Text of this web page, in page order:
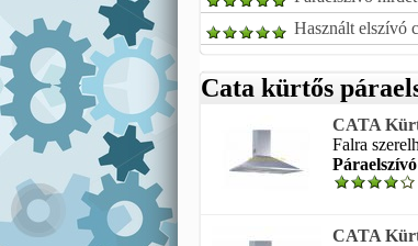
Használt elszívó
Cata kürtős
CATA
Falra
Páraelszívó
CATA